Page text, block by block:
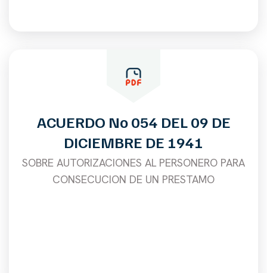
ACUERDO No 054 DEL 09 DE
DICIEMBRE DE 1941
SOBRE AUTORIZACIONES AL PERSONERO PARA
CONSECUCION DE UN PRESTAMO